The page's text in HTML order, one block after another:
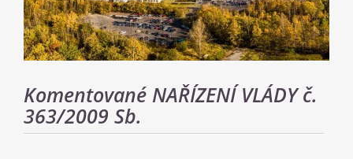
Komentované NAŘÍZENÍ VLÁDY č.
363/2009 Sb.